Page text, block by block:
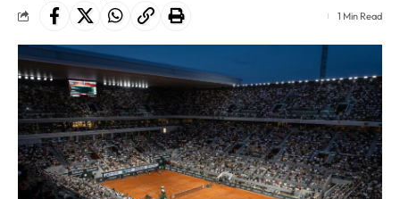
1 Min Read